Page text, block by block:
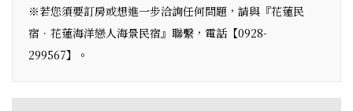
※若您須要訂房或想進一步洽詢任何問題，請與『花蓮民
宿．花蓮海洋戀人海景民宿』聯繫，電話【0928-
299567】。